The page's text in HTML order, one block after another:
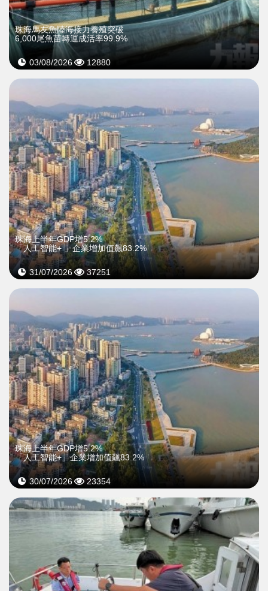
珠海馬友魚陸海接力養殖突破
6,000尾魚苗轉運成活率99.9%
03/08/2026 12880
珠海上半年GDP增5.2%
「人工智能+ 」企業增加值飆83.2%
31/07/2026 37251
珠海上半年GDP增5.2%
「人工智能+」企業增加值飆83.2%
30/07/2026 23354